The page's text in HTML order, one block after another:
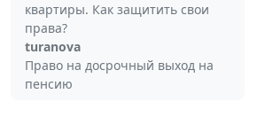
квартиры. Как защитить свои
права?
turanova
Право на досрочный выход на
пенсию